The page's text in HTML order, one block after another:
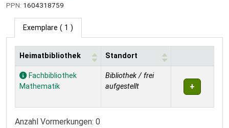
PPN: 1604318759
Exemplare ( 1 )
Exemplare
Heimatbibliothek Standort
Fachbibliothek
Mathematik
Bibliothek / frei
aufgestellt
Anzahl Vormerkungen: 0